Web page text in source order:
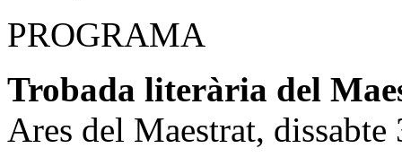
PROGRAMA
Trobada literària del
Ares del Maestrat,